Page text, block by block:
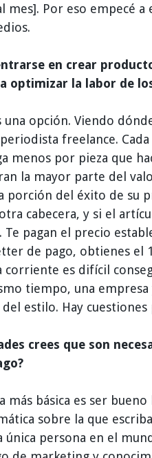
mes]. Por eso empecé
en crear
optimizar la labor de
una opción. Viendo
freelance.
menos por pieza que
la mayor parte del
porción del éxito de su
cabecera, y si el
pagan el precio
de pago, obtienes el
corriente es difícil
tiempo, una
del estilo. Hay
crees que son
más básica es ser
sobre la que
única persona en el